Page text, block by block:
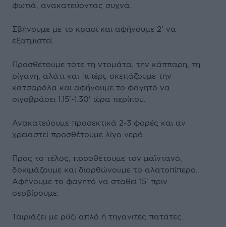
φωτιά, ανακατεύοντας συχνά.
Σβήνουμε με το κρασί και αφήνουμε 2' να
εξατμιστεί.
Προσθέτουμε τότε τη ντομάτα, την κάππαρη, τη
ρίγανη, αλάτι και πιπέρι, σκεπάζουμε την
κατσαρόλα και αφήνουμε το φαγητό να
σιγοβράσει 1.15'-1.30' ώρα περίπου.
Ανακατεύουμε προσεκτικά 2-3 φορές και αν
χρειαστεί προσθέτουμε λίγο νερό.
Προς το τέλος, προσθέτουμε τον μαϊντανό,
δοκιμάζουμε και διορθώνουμε το αλατοπίπερο.
Αφήνουμε το φαγητό να σταθεί 15' πριν
σερβίρουμε.
Ταιριάζει με ρύζι απλό ή τηγανιτές πατάτες.